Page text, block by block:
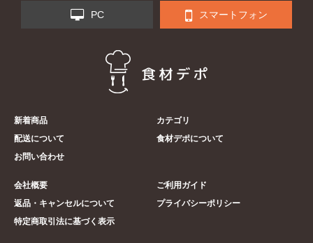
PC スマートフォン
新着商品
カテゴリ
配送について
食材デポについて
お問い合わせ
会社概要
ご利用ガイド
返品・キャンセルについて
プライバシーポリシー
特定商取引法に基づく表示